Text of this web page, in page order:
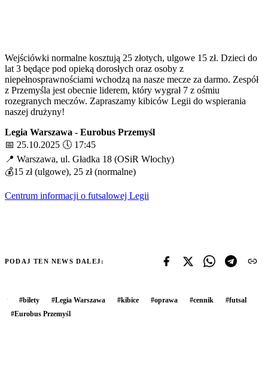
Wejściówki normalne kosztują 25 złotych, ulgowe 15 zł. Dzieci do
lat 3 będące pod opieką dorosłych oraz osoby z
niepełnosprawnościami wchodzą na nasze mecze za darmo. Zespół
z Przemyśla jest obecnie liderem, który wygrał 7 z ośmiu
rozegranych meczów. Zapraszamy kibiców Legii do wspierania
naszej drużyny!
Legia Warszawa - Eurobus Przemyśl
📅 25.10.2025 🕔 17:45
📍 Warszawa, ul. Gładka 18 (OSiR Włochy)
💰15 zł (ulgowe), 25 zł (normalne)
Centrum informacji o futsalowej Legii
PODAJ TEN NEWS DALEJ:
#bilety #Legia Warszawa #kibice #oprawa #cennik #futsal
#Eurobus Przemyśl